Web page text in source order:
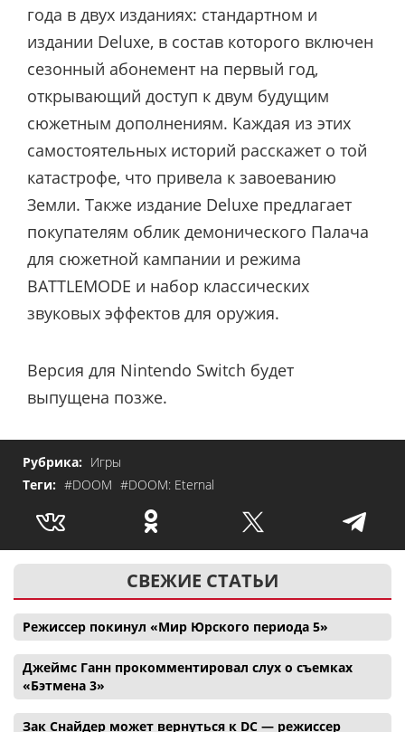
года в двух изданиях: стандартном и
издании Deluxe, в состав которого включен
сезонный абонемент на первый год,
открывающий доступ к двум будущим
сюжетным дополнениям. Каждая из этих
самостоятельных историй расскажет о той
катастрофе, что привела к завоеванию
Земли. Также издание Deluxe предлагает
покупателям облик демонического Палача
для сюжетной кампании и режима
BATTLEMODE и набор классических
звуковых эффектов для оружия.
Версия для Nintendo Switch будет
выпущена позже.
Рубрика: Игры
Теги: #DOOM #DOOM: Eternal
СВЕЖИЕ СТАТЬИ
Режиссер покинул «Мир Юрского периода 5»
Джеймс Ганн прокомментировал слух о съемках
«Бэтмена 3»
Зак Снайдер может вернуться к DC — режиссер